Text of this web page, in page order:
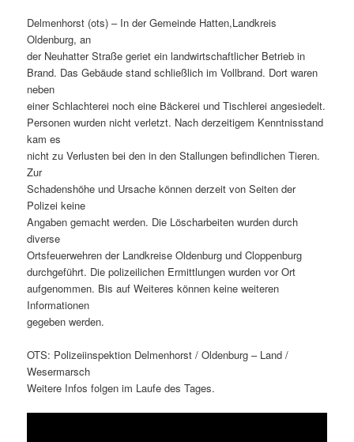
Delmenhorst (ots) – In der Gemeinde Hatten,Landkreis
Oldenburg, an
der Neuhatter Straße geriet ein landwirtschaftlicher Betrieb in
Brand. Das Gebäude stand schließlich im Vollbrand. Dort waren
neben
einer Schlachterei noch eine Bäckerei und Tischlerei angesiedelt.
Personen wurden nicht verletzt. Nach derzeitigem Kenntnisstand
kam es
nicht zu Verlusten bei den in den Stallungen befindlichen Tieren.
Zur
Schadenshöhe und Ursache können derzeit von Seiten der
Polizei keine
Angaben gemacht werden. Die Löscharbeiten wurden durch
diverse
Ortsfeuerwehren der Landkreise Oldenburg und Cloppenburg
durchgeführt. Die polizeilichen Ermittlungen wurden vor Ort
aufgenommen. Bis auf Weiteres können keine weiteren
Informationen
gegeben werden.
OTS: Polizeiinspektion Delmenhorst / Oldenburg – Land /
Wesermarsch
Weitere Infos folgen im Laufe des Tages.